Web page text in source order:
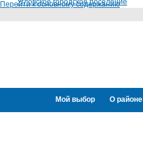
Перейти к основному содержанию
Угловское городское поселение
Мой выбор О районе